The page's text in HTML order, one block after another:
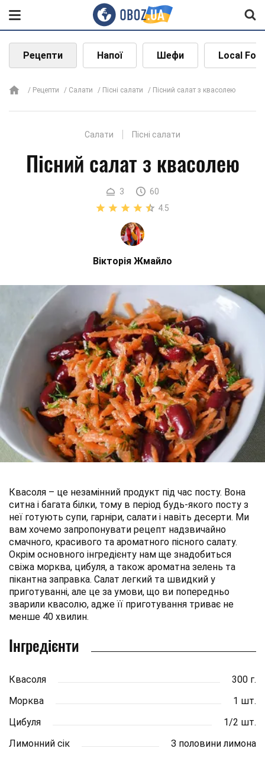
Рецепти Напої Шефи Local
Рецепти Салати Пісні салати Пісний салат з квасолею
Салати Пісні салати
Пісний салат з квасолею
3
60
4.5
Вікторія Жмайло
Квасоля – це незамінний продукт під час посту. Вона
ситна і багата білки, тому в період будь-якого посту з
неї готують супи, гарніри, салати і навіть десерти. Ми
вам хочемо запропонувати рецепт надзвичайно
смачного, красивого та ароматного пісного салату.
Окрім основного інгредієнту нам ще знадобиться
свіжа морква, цибуля, а також ароматна зелень та
пікантна заправка. Салат легкий та швидкий у
приготуванні, але це за умови, що ви попередньо
зварили квасолю, адже її приготування триває не
менше 40 хвилин.
Інгредієнти
Квасоля
300 г.
Морква
1 шт.
Цибуля
1/2 шт.
Лимонний сік
З половини лимона